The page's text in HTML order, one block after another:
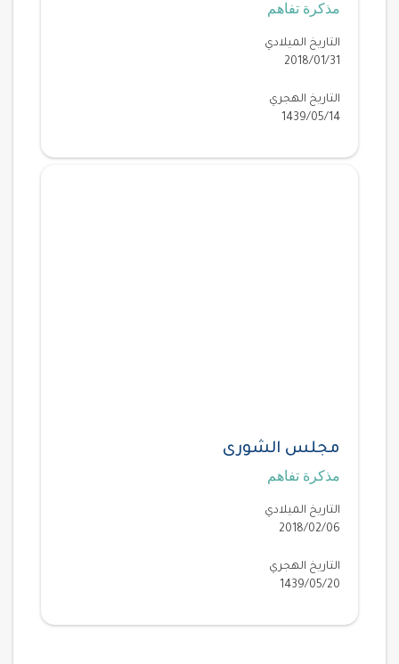
مذكرة تفاهم
التاريخ الميلادي
2018/01/31
التاريخ الهجري
1439/05/14
مجلس الشورى
مذكرة تفاهم
التاريخ الميلادي
2018/02/06
التاريخ الهجري
1439/05/20